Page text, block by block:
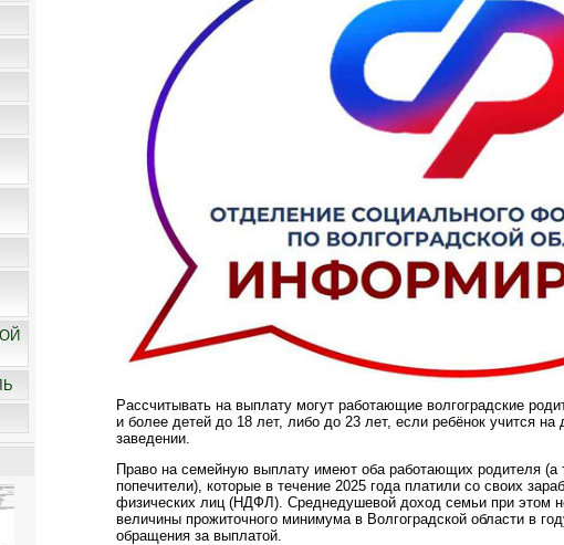
Рассчитывать на выплату могут работающие волгоградские
и более детей до 18 лет, либо до 23 лет, если ребёнок учится
заведении.
Право на семейную выплату имеют оба работающих родителя (а
попечители), которые в течение 2025 года платили со своих
физических лиц (НДФЛ). Среднедушевой доход семьи при этом
величины прожиточного минимума в Волгоградской области в
обращения за выплатой.